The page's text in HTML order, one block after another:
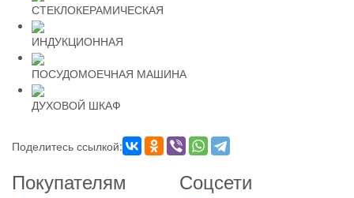
СТЕКЛОКЕРАМИЧЕСКАЯ
ИНДУКЦИОННАЯ
ПОСУДОМОЕЧНАЯ МАШИНА
ДУХОВОЙ ШКАФ
Поделитесь ссылкой:
Покупателям Соцсети